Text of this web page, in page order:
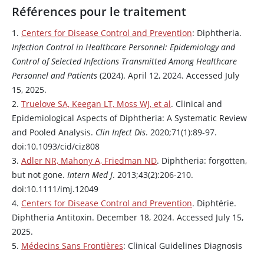
Références pour le traitement
1. Centers for Disease Control and Prevention: Diphtheria.
Infection Control in Healthcare Personnel: Epidemiology and
Control of Selected Infections Transmitted Among Healthcare
Personnel and Patients (2024). April 12, 2024. Accessed July
15, 2025.
2. Truelove SA, Keegan LT, Moss WJ, et al. Clinical and
Epidemiological Aspects of Diphtheria: A Systematic Review
and Pooled Analysis. Clin Infect Dis. 2020;71(1):89-97.
doi:10.1093/cid/ciz808
3. Adler NR, Mahony A, Friedman ND. Diphtheria: forgotten,
but not gone. Intern Med J. 2013;43(2):206-210.
doi:10.1111/imj.12049
4. Centers for Disease Control and Prevention. Diphtérie.
Diphtheria Antitoxin. December 18, 2024. Accessed July 15,
2025.
5. Médecins Sans Frontières: Clinical Guidelines Diagnosis